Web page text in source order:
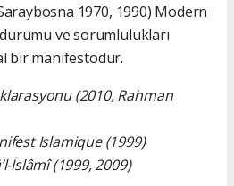
1970, 1990) Modern
ve sorumlulukları
bir manifestodur.
(2010, Rahman
Islamique (1999)
İslâmî (1999, 2009)